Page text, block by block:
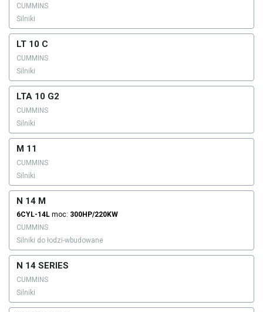
CUMMINS
Silniki
LT 10 C
CUMMINS
Silniki
LTA 10 G2
CUMMINS
Silniki
M 11
CUMMINS
Silniki
N 14 M
6CYL-14L moc: 300HP/220KW
CUMMINS
Silniki do łodzi-wbudowane
N 14 SERIES
CUMMINS
Silniki